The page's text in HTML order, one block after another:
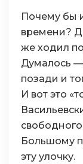
Почему бы
времени?
же ходил
Думалось —
позади и
И вот это
Большому
эту улочку.